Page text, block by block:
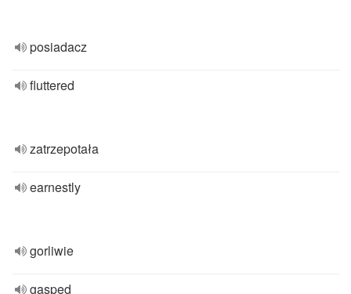
posiadacz
fluttered
zatrzepotała
earnestly
gorliwie
gasped